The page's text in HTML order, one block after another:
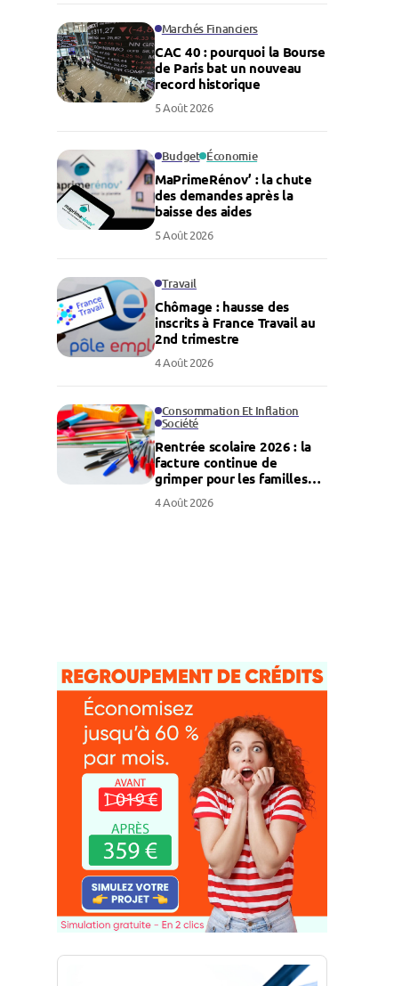
Marchés Financiers
CAC 40 : pourquoi la Bourse
de Paris bat un nouveau
record historique
5 Août 2026
Budget Économie
MaPrimeRénov’ : la chute
des demandes après la
baisse des aides
5 Août 2026
Travail
Chômage : hausse des
inscrits à France Travail au
2nd trimestre
4 Août 2026
Consommation Et Inflation
Société
Rentrée scolaire 2026 : la
facture continue de
grimper pour les familles
françaises
4 Août 2026